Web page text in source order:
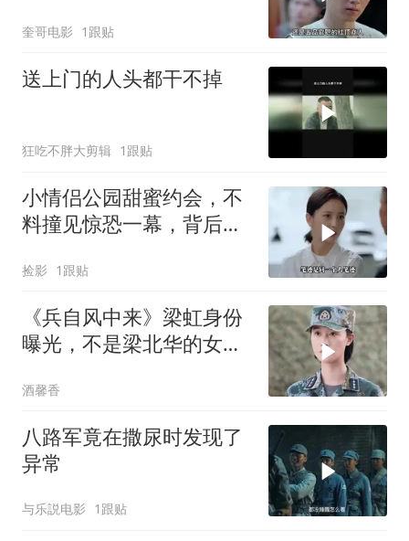
奎哥电影 1跟贴
送上门的人头都干不掉
狂吃不胖大剪辑 1跟贴
小情侣公园甜蜜约会，不
料撞见惊恐一幕，背后隐
捡影 1跟贴
《兵自风中来》梁虹身份
曝光，不是梁北华的女
酒馨香
八路军竟在撒尿时发现了
异常
与乐説电影 1跟贴